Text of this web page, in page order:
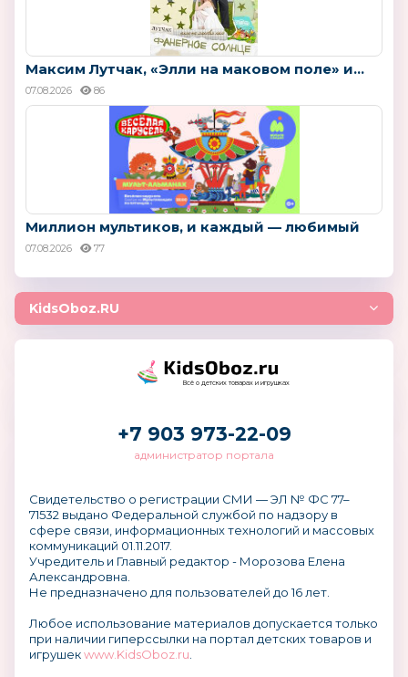
Максим Лутчак, «Элли на маковом поле» и...
07.08.2026 86
Миллион мультиков, и каждый — любимый
07.08.2026 77
KidsOboz.RU
Всё о детских товарах и игрушках
+7 903 973-22-09
администратор портала
Свидетельство о регистрации СМИ — ЭЛ № ФС 77–
71532 выдано Федеральной службой по надзору в
сфере связи, информационных технологий и массовых
коммуникаций 01.11.2017.
Учредитель и Главный редактор - Морозова Елена
Александровна.
Не предназначено для пользователей до 16 лет.
Любое использование материалов допускается только
при наличии гиперссылки на портал детских товаров и
игрушекwww.KidsOboz.ru